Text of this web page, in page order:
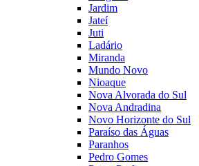
Jardim
Jateí
Juti
Ladário
Miranda
Mundo Novo
Nioaque
Nova Alvorada do Sul
Nova Andradina
Novo Horizonte do Sul
Paraíso das Águas
Paranhos
Pedro Gomes